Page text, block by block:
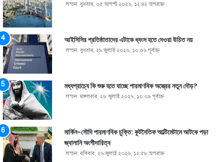
লন্ডন: বুধবার, ০৫ আগস্ট ২০২৬, ১২:৪২ অপরাহ্ণ
আইসিসির প্রতিষ্ঠাতাদের এটাকে ধ্বংস হতে দেওয়া উচিত নয়
লন্ডন: বুধবার, ২৯ জুলাই ২০২৬, ১০:০৬ পূর্বাহ্ণ
মধ্যপ্রাচ্যে কি শুরু হতে যাচ্ছে পারমাণবিক অস্ত্রের নতুন দৌড়?
লন্ডন: মঙ্গলবার, ২৮ জুলাই ২০২৬, ১০:০৯ পূর্বাহ্ণ
মার্কিন-সৌদি পারমাণবিক চুক্তি: কূটনৈতিক আল্টিমেটামে আটকে পড়া
জ্বালানি অংশীদারিত্ব
লন্ডন: রবিবার, ২৬ জুলাই ২০২৬, ১২:৫৮ অপরাহ্ণ